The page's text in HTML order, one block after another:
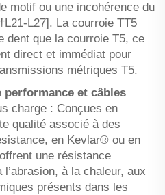
motif ou une incohérence du
L27]. La courroie TT5
dent que la courroie T5, ce
direct et immédiat pour
métriques T5.
performance et câbles
charge : Conçues en
qualité associé à des
en Kevlar® ou en
une résistance
à la chaleur, aux
présents dans les